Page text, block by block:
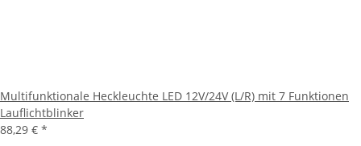
Multifunktionale Heckleuchte LED 12V/24V (L/R) mit 7 Funktionen
Lauflichtblinker
88,29 € *